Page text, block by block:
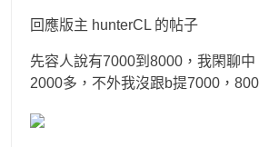
回應版主 hunterCL 的帖子
先容人說有7000到8000，我閑聊
2000多，不外我沒跟b提7000，